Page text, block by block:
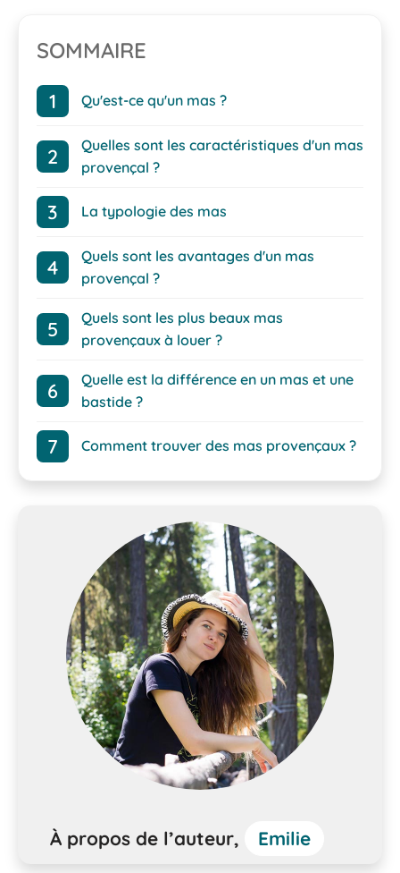
SOMMAIRE
Qu'est-ce qu'un mas ?
Quelles sont les caractéristiques d'un mas
provençal ?
La typologie des mas
Quels sont les avantages d'un mas
provençal ?
Quels sont les plus beaux mas
provençaux à louer ?
Quelle est la différence en un mas et une
bastide ?
Comment trouver des mas provençaux ?
À propos de l’auteur, Emilie